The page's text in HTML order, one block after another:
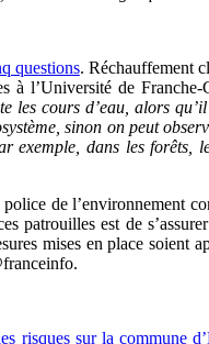
questions. Réchauffement
l’Université de
les cours d’eau, alors
sinon on peut
exemple, dans les
de l’environnement
patrouilles est de
mises en place soient
risques sur la commune